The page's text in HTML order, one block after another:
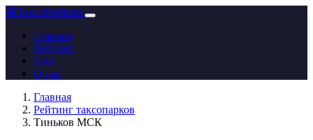
🚕ТаксоРейтинг
Главная
Рейтинг
Блог
О нас
Главная
Рейтинг таксопарков
Тиньков МСК